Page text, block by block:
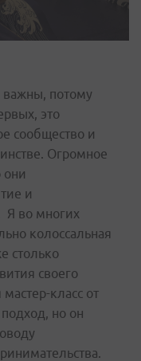
потому
это
сообщество и
Огромное
они
и
Я во многих
колоссальная
столько
своего
класс от
но он